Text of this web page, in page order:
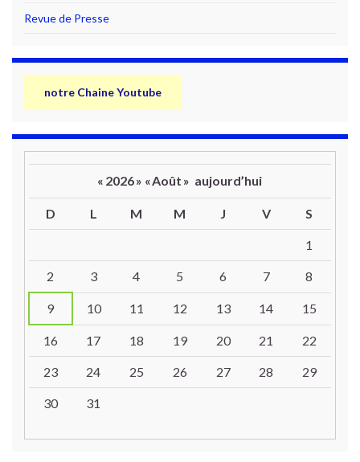
Revue de Presse
notre Chaine Youtube
« 2026» «Août » aujourd’hui
D L M M J V S
1
2 3 4 5 6 7 8
9 10 11 12 13 14 15
16 17 18 19 20 21 22
23 24 25 26 27 28 29
30 31